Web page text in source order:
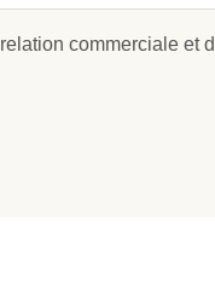
commerciale et